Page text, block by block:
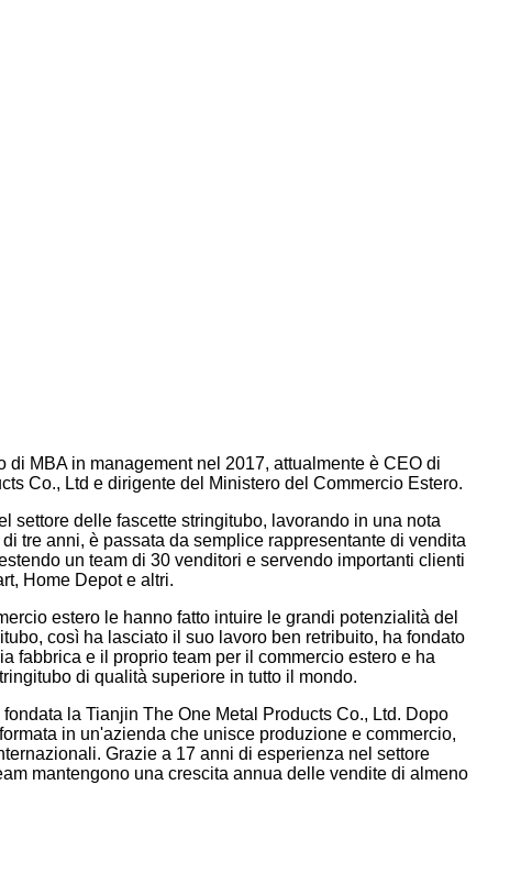
di MBA in management nel 2017, attualmente è CEO di
Co., Ltd e dirigente del Ministero del Commercio Estero.
settore delle fascette stringitubo, lavorando in una nota
tre anni, è passata da semplice rappresentante di vendita
un team di 30 venditori e servendo importanti clienti
Home Depot e altri.
estero le hanno fatto intuire le grandi potenzialità del
così ha lasciato il suo lavoro ben retribuito, ha fondato
fabbrica e il proprio team per il commercio estero e ha
di qualità superiore in tutto il mondo.
la Tianjin The One Metal Products Co., Ltd. Dopo
in un'azienda che unisce produzione e commercio,
Grazie a 17 anni di esperienza nel settore
mantengono una crescita annua delle vendite di almeno